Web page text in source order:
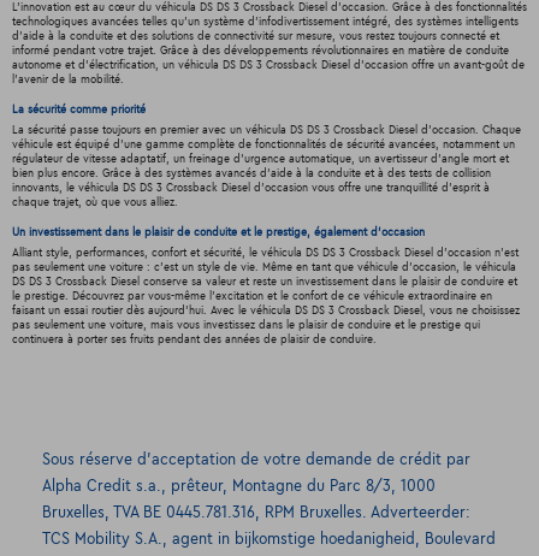
L'innovation est au cœur du véhicula DS DS 3 Crossback Diesel d'occasion. Grâce à des fonctionnalités
technologiques avancées telles qu'un système d'infodivertissement intégré, des systèmes intelligents
d'aide à la conduite et des solutions de connectivité sur mesure, vous restez toujours connecté et
informé pendant votre trajet. Grâce à des développements révolutionnaires en matière de conduite
autonome et d'électrification, un véhicula DS DS 3 Crossback Diesel d'occasion offre un avant-goût de
l'avenir de la mobilité.
La sécurité comme priorité
La sécurité passe toujours en premier avec un véhicula DS DS 3 Crossback Diesel d'occasion. Chaque
véhicule est équipé d'une gamme complète de fonctionnalités de sécurité avancées, notamment un
régulateur de vitesse adaptatif, un freinage d'urgence automatique, un avertisseur d'angle mort et
bien plus encore. Grâce à des systèmes avancés d'aide à la conduite et à des tests de collision
innovants, le véhicula DS DS 3 Crossback Diesel d'occasion vous offre une tranquillité d'esprit à
chaque trajet, où que vous alliez.
Un investissement dans le plaisir de conduite et le prestige, également d'occasion
Alliant style, performances, confort et sécurité, le véhicula DS DS 3 Crossback Diesel d'occasion n'est
pas seulement une voiture : c'est un style de vie. Même en tant que véhicule d'occasion, le véhicula
DS DS 3 Crossback Diesel conserve sa valeur et reste un investissement dans le plaisir de conduire et
le prestige. Découvrez par vous-même l'excitation et le confort de ce véhicule extraordinaire en
faisant un essai routier dès aujourd'hui. Avec le véhicula DS DS 3 Crossback Diesel, vous ne choisissez
pas seulement une voiture, mais vous investissez dans le plaisir de conduire et le prestige qui
continuera à porter ses fruits pendant des années de plaisir de conduire.
Sous réserve d’acceptation de votre demande de crédit par
Alpha Credit s.a., prêteur, Montagne du Parc 8/3, 1000
Bruxelles, TVA BE 0445.781.316, RPM Bruxelles. Adverteerder:
TCS Mobility S.A., agent in bijkomstige hoedanigheid, Boulevard